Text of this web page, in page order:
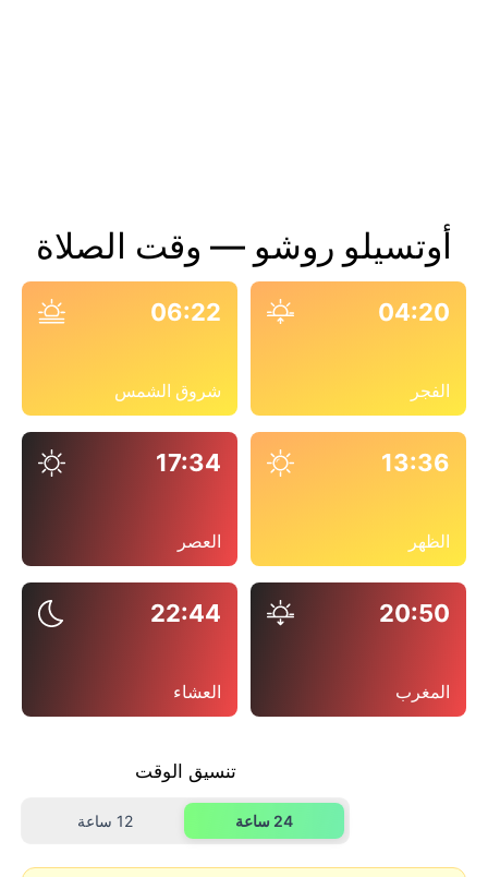
أوتسيلو روشو — وقت الصلاة
04:20
الفجر
06:22
شروق الشمس
13:36
الظهر
17:34
العصر
20:50
المغرب
22:44
العشاء
تنسيق الوقت
24 ساعة 12 ساعة